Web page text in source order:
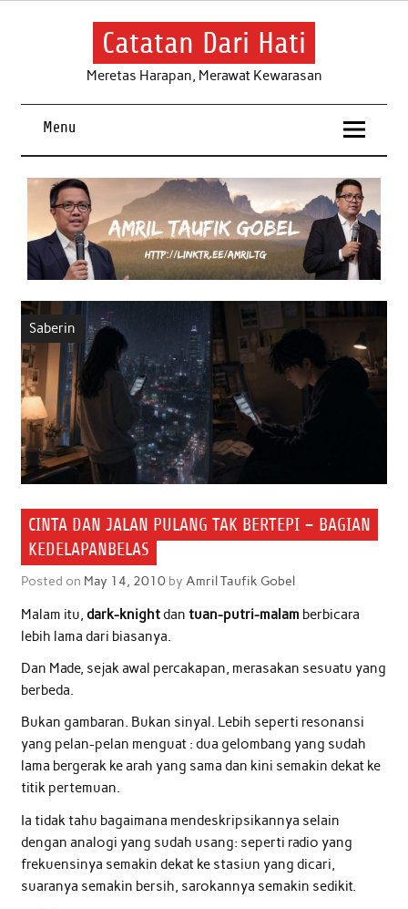
Skip
Catatan Dari Hati
Meretas Harapan, Merawat Kewarasan
Menu
Saberin
CINTA DAN JALAN PULANG TAK BERTEPI – BAGIAN
KEDELAPANBELAS
Posted on May 14, 2010by Amril Taufik Gobel
Malam itu, dark-knightdan tuan-putri-malam berbicara
lebih lama dari biasanya.
Dan Made, sejak awal percakapan, merasakan sesuatu yang
berbeda.
Bukan gambaran. Bukan sinyal. Lebih seperti resonansi
yang pelan-pelan menguat : dua gelombang yang sudah
lama bergerak ke arah yang sama dan kini semakin dekat ke
titik pertemuan.
Ia tidak tahu bagaimana mendeskripsikannya selain
dengan analogi yang sudah usang: seperti radio yang
frekuensinya semakin dekat ke stasiun yang dicari,
suaranya semakin bersih, sarokannya semakin sedikit.